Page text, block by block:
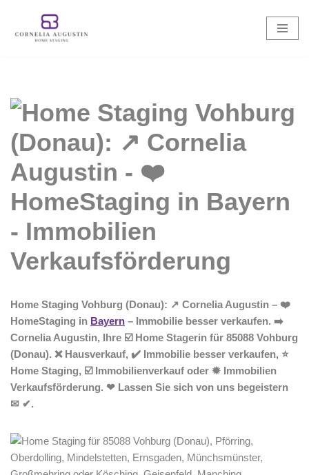
Zum
Home Staging Vohburg (Donau): ↗️ Cornelia Augustin – ❤️
HomeStaging in Bayern – Immobilie besser verkaufen. ➡️
Cornelia Augustin, Ihre ☑️ Home Stagerin für 85088 Vohburg
(Donau). ❌ Hausverkauf, ✔️ Immobilie besser verkaufen, ⭐
Home Staging, ☑️ Immobilienverkauf oder ✹ Immobilien
Verkaufsförderung. ❤ Lassen Sie sich von uns begeistern
✉ ✔.